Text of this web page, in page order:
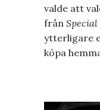
valde att
från
ytterligare
köpa